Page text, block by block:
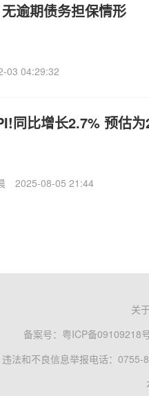
逾期债务担保情形
03 04:29:32
同比增长2.7% 预估
2025-08-05 21:44
关
备案号： 粤ICP备09109218
违法和不良信息举报电话：0755-